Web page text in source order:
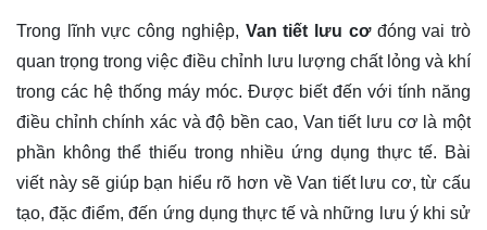
Trong lĩnh vực công nghiệp, Van tiết lưu cơđóng vai trò
quan trọng trong việc điều chỉnh lưu lượng chất lỏng và khí
trong các hệ thống máy móc. Được biết đến với tính năng
điều chỉnh chính xác và độ bền cao, Van tiết lưu cơ là một
phần không thể thiếu trong nhiều ứng dụng thực tế. Bài
viết này sẽ giúp bạn hiểu rõ hơn về Van tiết lưu cơ, từ cấu
tạo, đặc điểm, đến ứng dụng thực tế và những lưu ý khi sử